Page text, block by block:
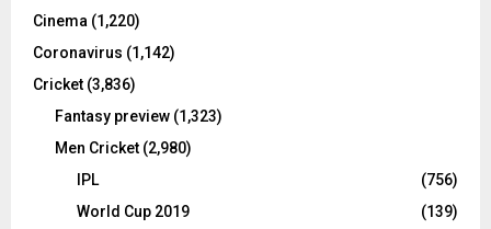
Cinema (1,220)
Coronavirus (1,142)
Cricket (3,836)
Fantasy preview (1,323)
Men Cricket (2,980)
IPL
(756)
World Cup 2019
(139)